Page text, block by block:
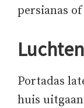
persianas
Luchten
Portadas
huis